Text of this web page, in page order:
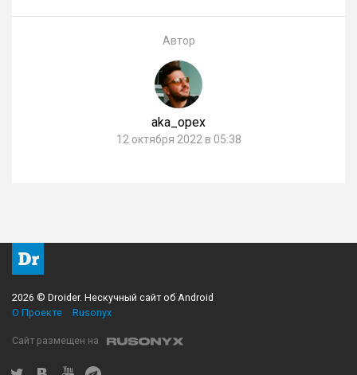
Автор
aka_opex
12 октября 2022 в 05:38
2026 © Droider. Нескучный сайт об Android
О Проекте
Rusonyx
Сайт размещен на